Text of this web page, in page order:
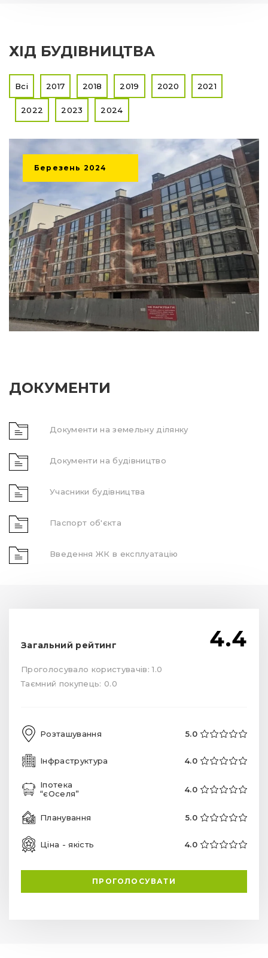
ХІД БУДІВНИЦТВА
Всі 2017 2018 2019 2020 2021
2022 2023 2024
Березень 2024
ДОКУМЕНТИ
Документи на земельну ділянку
Документи на будівництво
Учасники будівництва
Паспорт об'єкта
Введення ЖК в експлуатацію
Загальний рейтинг 4.4
Проголосувало користувачів: 1.0
Таємний покупець: 0.0
Розташування 5.0
Інфраструктура 4.0
Іпотека
“єОселя”
4.0
Планування 5.0
Ціна - якість 4.0
ПРОГОЛОСУВАТИ